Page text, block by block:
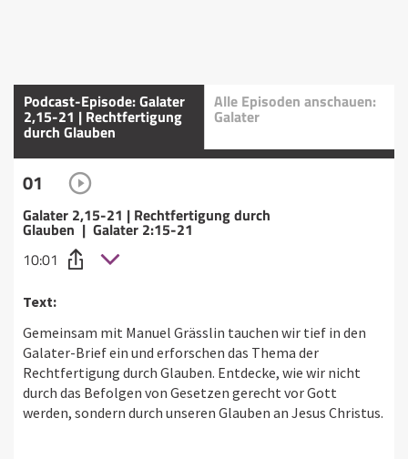
Podcast-Episode: Galater
2,15-21 | Rechtfertigung
durch Glauben
Alle Episoden anschauen:
Galater
01
Galater 2,15-21 | Rechtfertigung durch
Glauben | Galater 2:15-21
10:01
Text:
Gemeinsam mit Manuel Grässlin tauchen wir tief in den
Galater-Brief ein und erforschen das Thema der
Rechtfertigung durch Glauben. Entdecke, wie wir nicht
durch das Befolgen von Gesetzen gerecht vor Gott
werden, sondern durch unseren Glauben an Jesus Christus.